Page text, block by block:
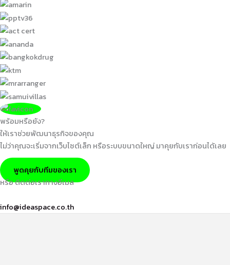
พร้อมหรือยัง?
ให้เราช่วยพัฒนาธุรกิจของคุณ
ไม่ว่าคุณจะเริ่มจากเว็บไซต์เล็ก หรือระบบขนาดใหญ่ มาคุยกับเราก่อนได้เลย
พูดคุยกับทีมของเรา
หรือ ติดต่อเราทางอีเมล
info@ideaspace.co.th